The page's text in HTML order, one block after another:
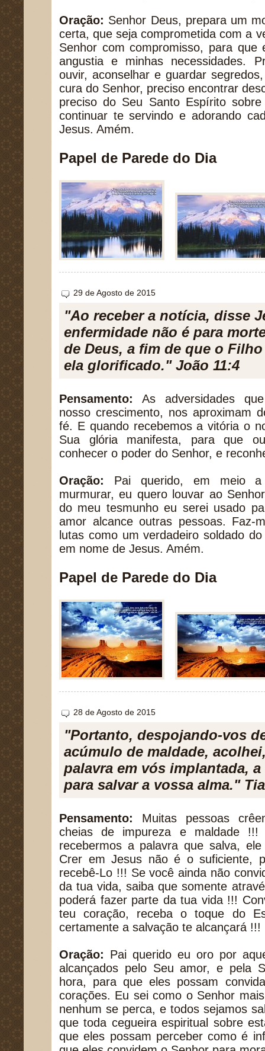
Oração: Senhor Deus, prepara um
certa, que seja comprometida com a
Senhor com compromisso, para que
angustia e minhas necessidades.
ouvir, aconselhar e guardar
cura do Senhor, preciso encontrar
preciso do Seu Santo Espírito
continuar te servindo e adorando
Jesus. Amém.
Papel de Parede do Dia
29 de Agosto de 2015
"Ao receber a notícia, disse
enfermidade não é para
de Deus, a fim de que o
ela glorificado." João 11:4
Pensamento: As adversidades
nosso crescimento, nos aproximam
fé. E quando recebemos a vitória o
Sua glória manifesta, para que
conhecer o poder do Senhor, e
Oração: Pai querido, em meio a
murmurar, eu quero louvar ao
do meu tesmunho eu serei usado
amor alcance outras pessoas. Faz-
lutas como um verdadeiro soldado
em nome de Jesus. Amém.
Papel de Parede do Dia
28 de Agosto de 2015
"Portanto, despojando-vos
acúmulo de maldade,
palavra em vós implantada,
para salvar a vossa alma."
Pensamento: Muitas pessoas
cheias de impureza e maldade !!!
recebermos a palavra que salva,
Crer em Jesus não é o suficiente,
recebê-Lo !!! Se você ainda não
da tua vida, saiba que somente
poderá fazer parte da tua vida !!!
teu coração, receba o toque do
certamente a salvação te alcançará !!!
Oração: Pai querido eu oro por
alcançados pelo Seu amor, e pela
hora, para que eles possam
corações. Eu sei como o Senhor
nenhum se perca, e todos sejamos
que toda cegueira espiritual sobre
que eles possam perceber como é